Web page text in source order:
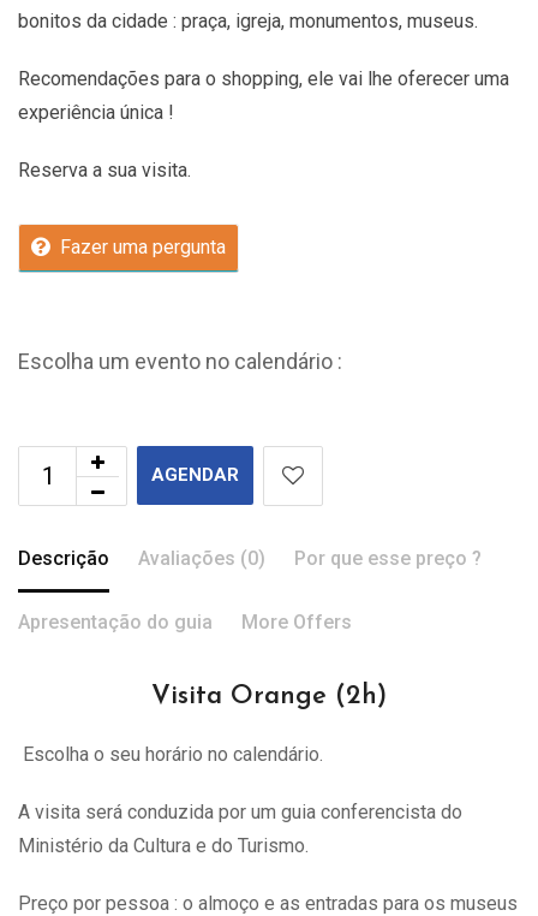
bonitos da cidade : praça, igreja, monumentos, museus.
Recomendações para o shopping, ele vai lhe oferecer uma
experiência única !
Reserva a sua visita.
Fazer uma pergunta
Escolha um evento no calendário :
AGENDAR
Descrição Avaliações (0) Por que esse preço ?
Apresentação do guia More Offers
Visita Orange (2h)
Escolha o seu horário no calendário.
A visita será conduzida por um guia conferencista do
Ministério da Cultura e do Turismo.
Preço por pessoa : o almoço e as entradas para os museus